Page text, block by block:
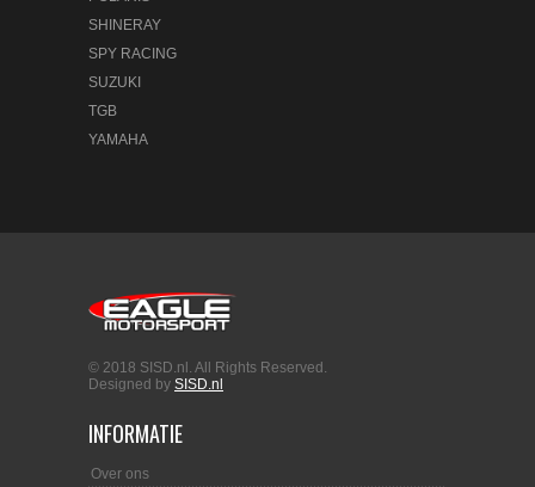
SHINERAY
SPY RACING
SUZUKI
TGB
YAMAHA
© 2018 SISD.nl. All Rights Reserved.
Designed by SISD.nl
INFORMATIE
Over ons